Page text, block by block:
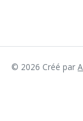
© 2026 Créé par